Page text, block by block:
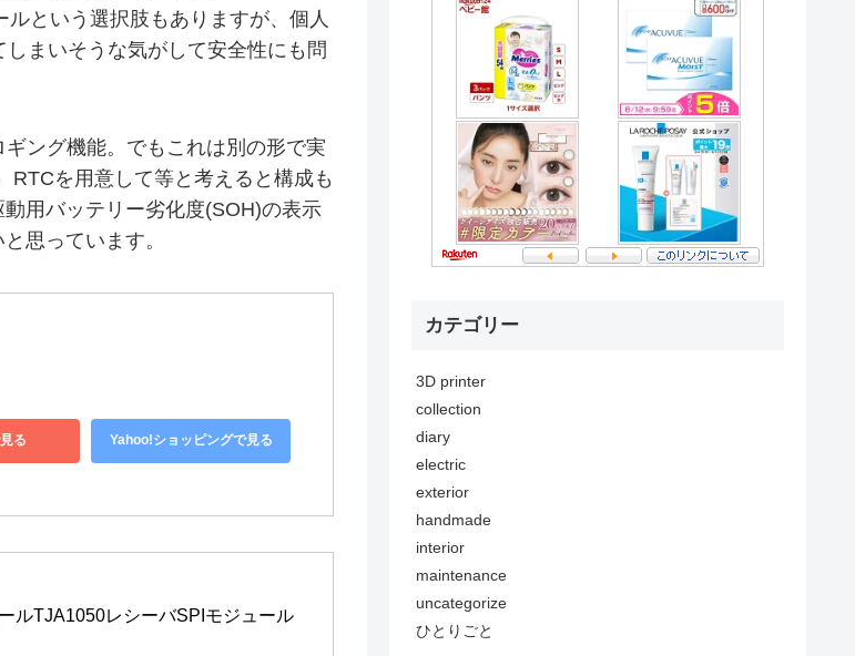
という選択肢もありますが、個人
まいそうな気がして安全性にも問
ング機能。でもこれは別の形で実
を用意して等と考えると構成も
用バッテリー劣化度(SOH)の表示
思っています。
る Yahoo!ショッピングで見る
ルTJA1050レシーバSPIモジュール
カテゴリー
3D printer
collection
diary
electric
exterior
handmade
interior
maintenance
uncategorize
ひとりごと